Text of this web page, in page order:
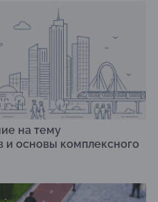
на тему
и основы комплексного